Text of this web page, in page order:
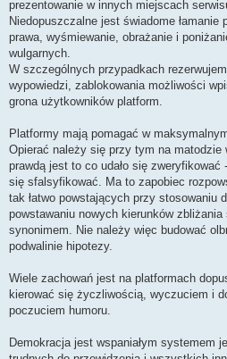
prezentowanie w innych miejscach
Niedopuszczalne jest świadome łamanie
prawa, wyśmiewanie, obrażanie i
wulgarnych.
W szczególnych przypadkach
wypowiedzi, zablokowania możliwości
grona użytkowników platform.
Platformy mają pomagać w
Opierać należy się przy tym na matodzie
prawdą jest to co udało się zweryfikować
się sfalsyfikować. Ma to zapobiec
tak łatwo powstających przy stosowaniu
powstawaniu nowych kierunków
synonimem. Nie należy więc budować
podwalinie hipotezy.
Wiele zachowań jest na platformach
kierować się życzliwością, wyczuciem i
poczuciem humoru.
Demokracja jest wspaniałym systemem